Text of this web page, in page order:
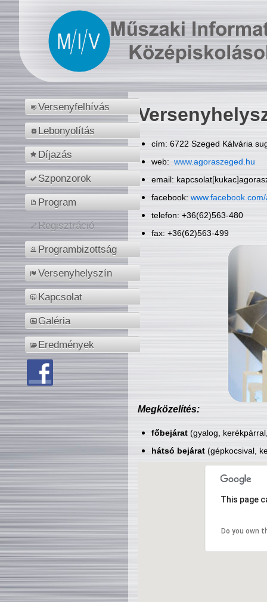
Versenyfelhívás
Lebonyolítás
Díjazás
Szponzorok
Program
Regisztráció
Programbizottság
Versenyhelyszín
Kapcsolat
Galéria
Eredmények
cím: 6722 Szeged Kálvária
web: www.agoraszeged.hu
email:
facebook:
telefon: +36(62)563-480
fax: +36(62)563-499
Megközelítés:
főbejárat(gyalog,
hátsó bejárat(gépkocsival,
This page
Do you own